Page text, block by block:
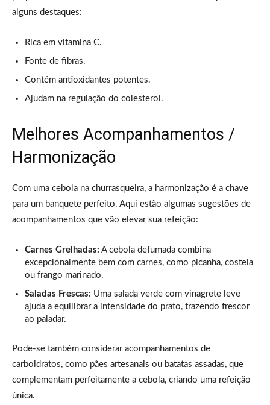
alguns destaques:
Rica em vitamina C.
Fonte de fibras.
Contém antioxidantes potentes.
Ajudam na regulação do colesterol.
Melhores Acompanhamentos /
Harmonização
Com uma cebola na churrasqueira, a harmonização é a chave
para um banquete perfeito. Aqui estão algumas sugestões de
acompanhamentos que vão elevar sua refeição:
Carnes Grelhadas: A cebola defumada combina
excepcionalmente bem com carnes, como picanha, costela
ou frango marinado.
Saladas Frescas: Uma salada verde com vinagrete leve
ajuda a equilibrar a intensidade do prato, trazendo frescor
ao paladar.
Pode-se também considerar acompanhamentos de
carboidratos, como pães artesanais ou batatas assadas, que
complementam perfeitamente a cebola, criando uma refeição
única.